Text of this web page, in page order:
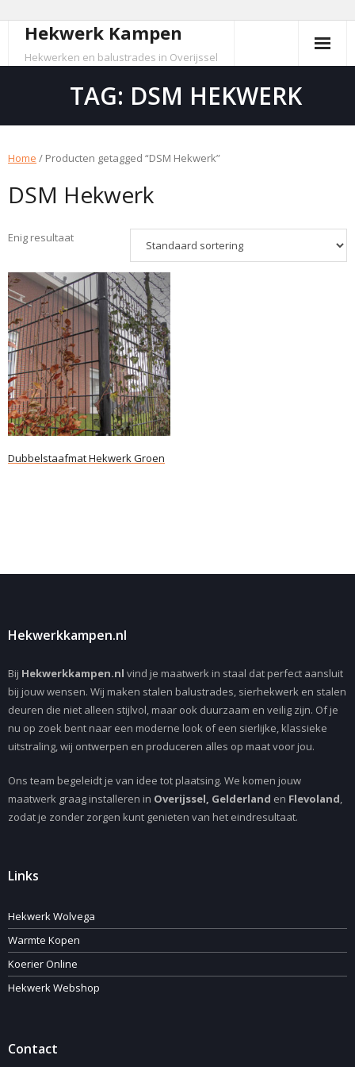
content
Hekwerk Kampen
Hekwerken en balustrades in Overijssel
TAG: DSM HEKWERK
Home / Producten getagged “DSM Hekwerk”
DSM Hekwerk
Enig resultaat
Dubbelstaafmat Hekwerk Groen
Hekwerkkampen.nl
Bij Hekwerkkampen.nl vind je maatwerk in staal dat perfect aansluit
bij jouw wensen. Wij maken stalen balustrades, sierhekwerk en stalen
deuren die niet alleen stijlvol, maar ook duurzaam en veilig zijn. Of je
nu op zoek bent naar een moderne look of een sierlijke, klassieke
uitstraling, wij ontwerpen en produceren alles op maat voor jou.
Ons team begeleidt je van idee tot plaatsing. We komen jouw
maatwerk graag installeren in Overijssel, Gelderland en Flevoland,
zodat je zonder zorgen kunt genieten van het eindresultaat.
Links
Hekwerk Wolvega
Warmte Kopen
Koerier Online
Hekwerk Webshop
Contact